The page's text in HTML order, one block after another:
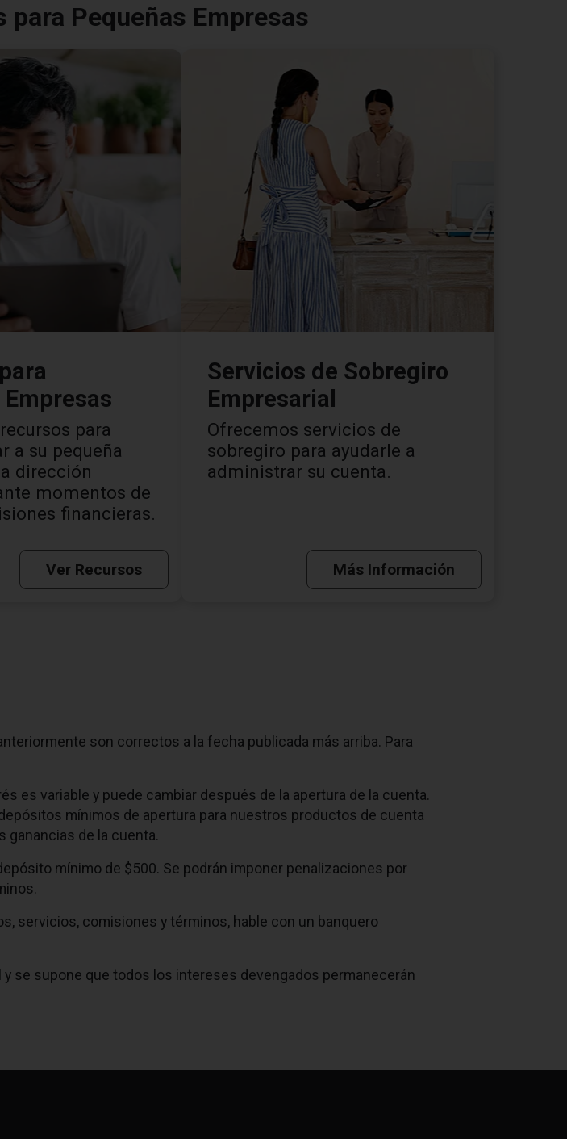
Pequeñas Empresas
para
a su pequeña
dirección
momentos de
financieras.
Ver Recursos
Servicios de Sobregiro
Empresarial
Ofrecemos servicios de
sobregiro para ayudarle a
administrar su cuenta.
Más Información
son correctos a la fecha publicada más arriba. Para
es variable y puede cambiar después de la apertura de la cuenta.
mínimos de apertura para nuestros productos de cuenta
ganancias de la cuenta.
mínimo de $500. Se podrán imponer penalizaciones por
servicios, comisiones y términos, hable con un banquero
se supone que todos los intereses devengados permanecerán